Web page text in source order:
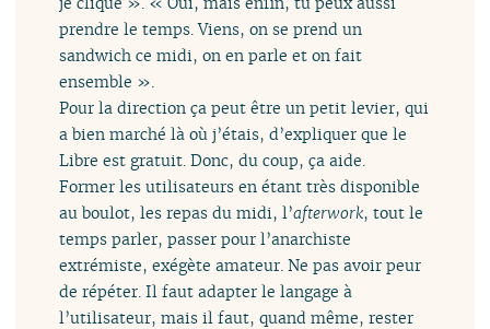
prendre le temps. Viens, on se prend un
sandwich ce midi, on en parle et on fait
ensemble ».
Pour la direction ça peut être un petit levier, qui
a bien marché là où j’étais, d’expliquer que le
Libre est gratuit. Donc, du coup, ça aide.
Former les utilisateurs en étant très disponible
au boulot, les repas du midi, l’afterwork, tout le
temps parler, passer pour l’anarchiste
extrémiste, exégète amateur. Ne pas avoir peur
de répéter. Il faut adapter le langage à
l’utilisateur, mais il faut, quand même, rester